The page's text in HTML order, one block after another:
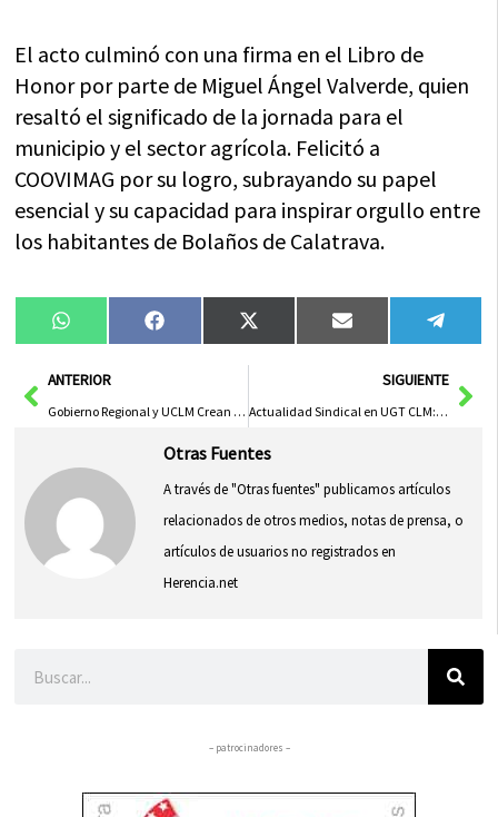
El acto culminó con una firma en el Libro de
Honor por parte de Miguel Ángel Valverde, quien
resaltó el significado de la jornada para el
municipio y el sector agrícola. Felicitó a
COOVIMAG por su logro, subrayando su papel
esencial y su capacidad para inspirar orgullo entre
los habitantes de Bolaños de Calatrava.
Compartir
en
WhatsAppCompartir
en
FacebookCompartir
en
X
(Twitter)
Compartir
en
Email
en
AntANTERIOR
Gobierno Regional y UCLM Crean una Cátedra para Impulsar la Innovación Agraria y la Transferencia de Conocimiento
SIGUIENTE
Actualidad Sindical en UGT CLM: Novedades y Desafíos Recientes
Otras Fuentes
A través de "Otras fuentes" publicamos artículos
relacionados de otros medios, notas de prensa, o
artículos de usuarios no registrados en
Herencia.net
– patrocinadores –